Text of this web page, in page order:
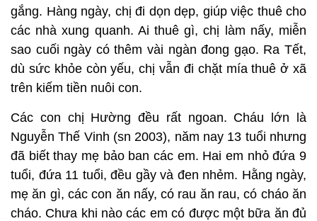
gắng. Hàng ngày, chị đi dọn dẹp, giúp việc thuê cho
các nhà xung quanh. Ai thuê gì, chị làm nấy, miễn
sao cuối ngày có thêm vài ngàn đong gạo. Ra Tết,
dù sức khỏe còn yếu, chị vẫn đi chặt mía thuê ở xã
trên kiếm tiền nuôi con.
Các con chị Hường đều rất ngoan. Cháu lớn là
Nguyễn Thế Vinh (sn 2003), năm nay 13 tuổi nhưng
đã biết thay mẹ bảo ban các em. Hai em nhỏ đứa 9
tuổi, đứa 11 tuổi, đều gầy và đen nhẻm. Hằng ngày,
mẹ ăn gì, các con ăn nấy, có rau ăn rau, có cháo ăn
cháo. Chưa khi nào các em có được một bữa ăn đủ